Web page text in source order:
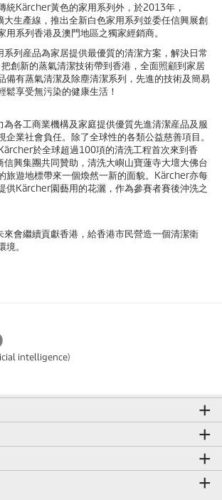
統Kärcher黃色的家用系列外，於2013年，
生產線，推出全新白色家用系列並委任信興展創
用系列香港及澳門地區之獨家經銷商。
列産品為家居提供最優質的清潔方案，解決日常
創新的蒸氣清潔技術帶到香港，全面照顧到家居
備有蒸氣清潔及除塵清潔系列，先進的技術及簡易
鬆享受無污染的健康生活！
各工商業機構及家庭提供優質先進清潔産品及服
企業社會負任。除了全球性的各類公益慈善項目。
於全球超過100項的清洗工程首次來到香
興集團共同贊助，清洗大嶼山寶蓮寺大壇大佛台
旅遊地標帶來一個煥然一新的面貌。Kärcher亦每
供Kärcher園藝用的花灑，作為參賽者賽後沖洗之
會繼續貢獻香港，給香港市民營造一個清潔衛
。
intelligence)